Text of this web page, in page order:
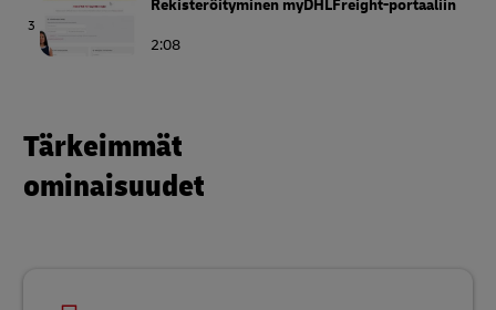
3
Rekisteröityminen myDHLFreight-portaaliin
2:08
Tärkeimmät
ominaisuudet